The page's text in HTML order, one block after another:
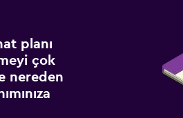
planı
çok
nereden